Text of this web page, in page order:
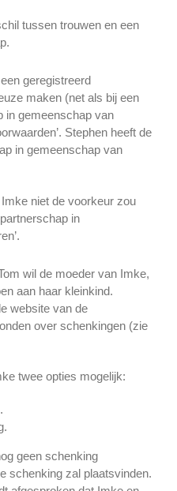
tussen trouwen en een
geregistreerd
maken (net als bij een
in gemeenschap van
Stephen heeft de
in gemeenschap van
niet de voorkeur zou
in
wil de moeder van Imke,
aan haar kleinkind.
website van de
over schenkingen (zie
twee opties mogelijk:
geen schenking
schenking zal plaatsvinden.